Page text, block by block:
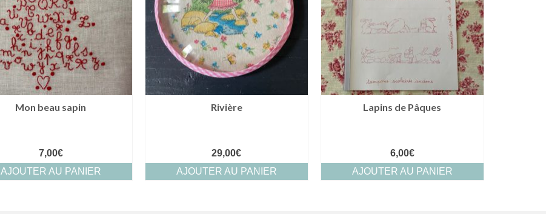
Mon beau sapin
7,00€
AJOUTER AU PANIER
Rivière
29,00€
AJOUTER AU PANIER
Lapins de Pâques
6,00€
AJOUTER AU PANIER